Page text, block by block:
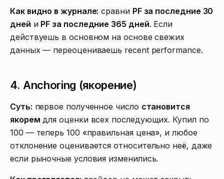
Как видно в журнале: сравни PF за последние 30
дней и PF за последние 365 дней. Если
действуешь в основном на основе свежих
данных — переоцениваешь recent performance.
4. Anchoring (якорение)
Суть: первое полученное число становится
якорем для оценки всех последующих. Купил по
100 — теперь 100 «правильная цена», и любое
отклонение оценивается относительно неё, даже
если рыночные условия изменились.